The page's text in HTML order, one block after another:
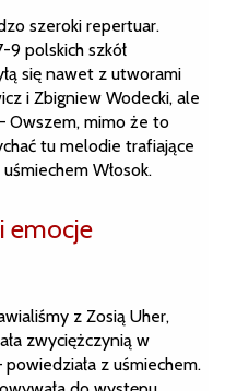
szeroki repertuar.
9 polskich szkół
się nawet z utworami
i Zbigniew Wodecki, ale
Owszem, mimo że to
tu melodie trafiające
Włosok.
emocje
z Zosią Uher,
zwyciężczynią w
z uśmiechem.